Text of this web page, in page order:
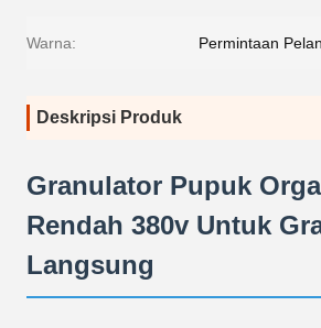
Warna: Permintaan
Deskripsi Produk
Granulator Pupuk
Rendah 380v Untuk
Langsung